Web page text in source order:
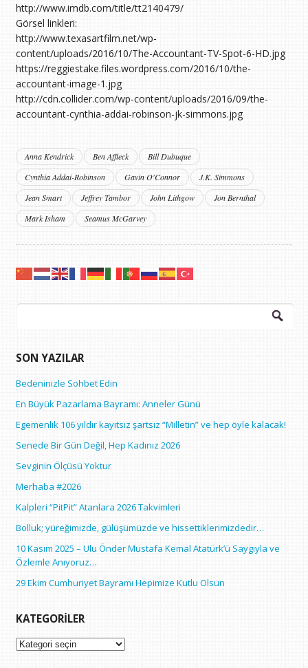
http://www.imdb.com/title/tt2140479/
Görsel linkleri:
http://www.texasartfilm.net/wp-
content/uploads/2016/10/The-Accountant-TV-Spot-6-HD.jpg
https://reggiestake.files.wordpress.com/2016/10/the-
accountant-image-1.jpg
http://cdn.collider.com/wp-content/uploads/2016/09/the-
accountant-cynthia-addai-robinson-jk-simmons.jpg
Anna Kendrick Ben Affleck
Bill Dubuque
Cynthia Addai-Robinson
Gavin O'Connor
J.K. Simmons
Jean Smart
Jeffrey Tambor John Lithgow
Jon Bernthal
Mark Isham
Seamus McGarvey
Arama:
SON YAZILAR
Bedeninizle Sohbet Edin
En Büyük Pazarlama Bayramı: Anneler Günü
Egemenlik 106 yıldır kayıtsız şartsız “Milletin” ve hep öyle kalacak!
Senede Bir Gün Değil, Hep Kadınız 2026
Sevginin Ölçüsü Yoktur
Merhaba #2026
Kalpleri “PitPit” Atanlara 2026 Takvimleri
Bolluk; yüreğimizde, gülüşümüzde ve hissettiklerimizdedir…
10 Kasım 2025 – Ulu Önder Mustafa Kemal Atatürk’ü Saygıyla ve
Özlemle Anıyoruz…
29 Ekim Cumhuriyet Bayramı Hepimize Kutlu Olsun
KATEGORILER
Kategoriler